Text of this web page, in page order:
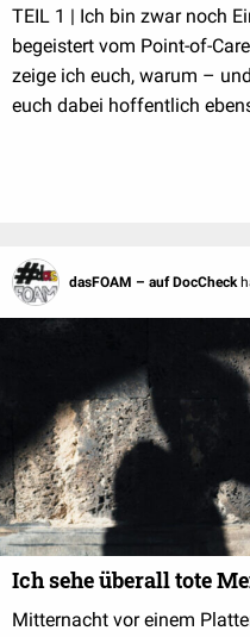
TEIL 1 | Ich bin zwar noch
begeistert vom Point-of-
zeige ich euch, warum –
euch dabei hoffentlich
dasFOAM – auf DocCheck
Ich sehe überall tote
Mitternacht vor einem